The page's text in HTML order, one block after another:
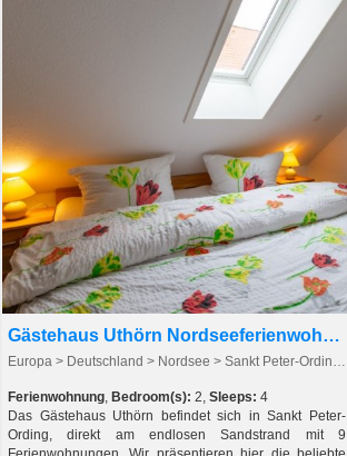
Gästehaus Uthörn Nordseeferienwohnungen OLAND
Europa > Deutschland > Nordsee > Sankt Peter-Ording > St. Peter-Ording
Ferienwohnung, Bedroom(s): 2, Sleeps: 4
Das Gästehaus Uthörn befindet sich in Sankt Peter-
Ording, direkt am endlosen Sandstrand mit 9